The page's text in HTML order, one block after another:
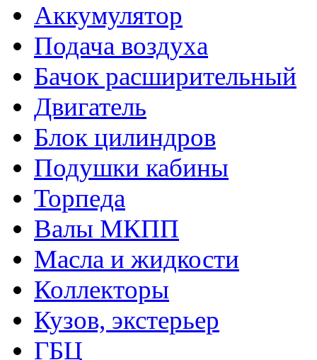
Аккумулятор
Подача воздуха
Бачок расширительный
Двигатель
Блок цилиндров
Подушки кабины
Торпеда
Валы МКПП
Масла и жидкости
Коллекторы
Кузов, экстерьер
ГБЦ